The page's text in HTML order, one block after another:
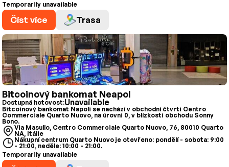
Temporarily unavailable
Číst více Trasa
Bitcoinový bankomat Neapol
Dostupná hotovost:Unavailable
Bitcoinový bankomat Napoli se nachází v obchodní čtvrti Centro
Commerciale Quarto Nuovo, na úrovni 0, v blízkosti obchodu Sonny
Bono.
Via Masullo, Centro Commerciale Quarto Nuovo, 76, 80010 Quarto
NA, Itálie
Nákupní centrum Quarto Nuovo je otevřeno: pondělí - sobota: 9:00
- 21:00, neděle: 10:00 - 21:00.
Temporarily unavailable